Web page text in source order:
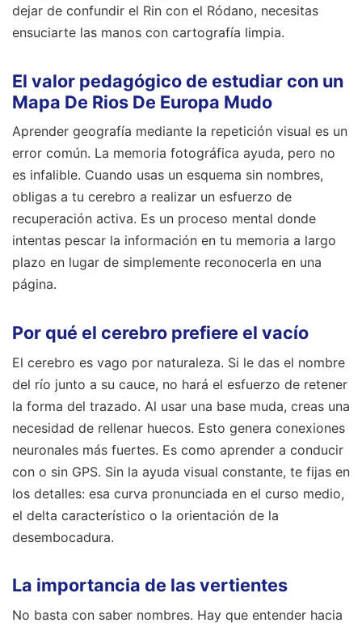
dejar de confundir el Rin con el Ródano, necesitas
ensuciarte las manos con cartografía limpia.
El valor pedagógico de estudiar con un
Mapa De Rios De Europa Mudo
Aprender geografía mediante la repetición visual es un
error común. La memoria fotográfica ayuda, pero no
es infalible. Cuando usas un esquema sin nombres,
obligas a tu cerebro a realizar un esfuerzo de
recuperación activa. Es un proceso mental donde
intentas pescar la información en tu memoria a largo
plazo en lugar de simplemente reconocerla en una
página.
Por qué el cerebro prefiere el vacío
El cerebro es vago por naturaleza. Si le das el nombre
del río junto a su cauce, no hará el esfuerzo de retener
la forma del trazado. Al usar una base muda, creas una
necesidad de rellenar huecos. Esto genera conexiones
neuronales más fuertes. Es como aprender a conducir
con o sin GPS. Sin la ayuda visual constante, te fijas en
los detalles: esa curva pronunciada en el curso medio,
el delta característico o la orientación de la
desembocadura.
La importancia de las vertientes
No basta con saber nombres. Hay que entender hacia